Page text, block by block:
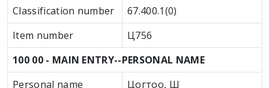
Classification number
67.400.1(0)
Item number
Ц756
100 00 - MAIN ENTRY--PERSONAL NAME
Personal name
Цогтоо, Ш